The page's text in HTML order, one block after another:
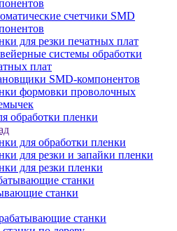
счетчики SMD
для резки печатных плат
системы обработки
плат
SMD-компонентов
формовки проволочных
обработки пленки
для обработки пленки
для резки и запайки пленки
для резки пленки
станки
станки
станки